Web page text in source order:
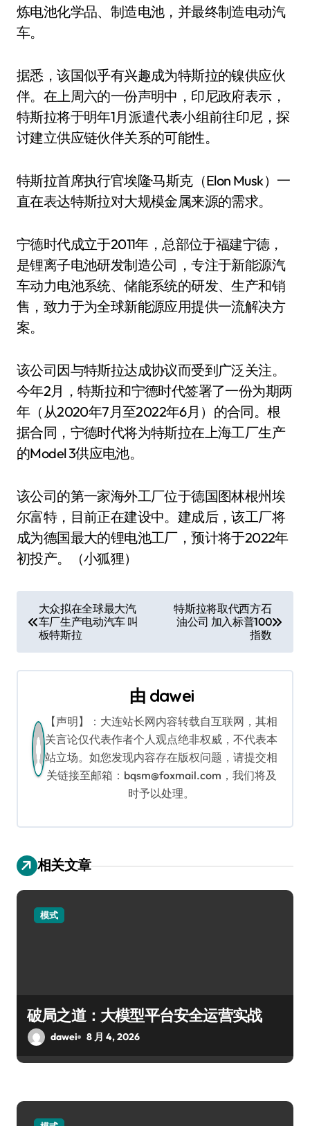
炼电池化学品、制造电池，并最终制造电动汽
车。
据悉，该国似乎有兴趣成为特斯拉的镍供应伙
伴。在上周六的一份声明中，印尼政府表示，
特斯拉将于明年1月派遣代表小组前往印尼，探
讨建立供应链伙伴关系的可能性。
特斯拉首席执行官埃隆·马斯克（Elon Musk）一
直在表达特斯拉对大规模金属来源的需求。
宁德时代成立于2011年，总部位于福建宁德，
是锂离子电池研发制造公司，专注于新能源汽
车动力电池系统、储能系统的研发、生产和销
售，致力于为全球新能源应用提供一流解决方
案。
该公司因与特斯拉达成协议而受到广泛关注。
今年2月，特斯拉和宁德时代签署了一份为期两
年（从2020年7月至2022年6月）的合同。根
据合同，宁德时代将为特斯拉在上海工厂生产
的Model 3供应电池。
该公司的第一家海外工厂位于德国图林根州埃
尔富特，目前正在建设中。建成后，该工厂将
成为德国最大的锂电池工厂，预计将于2022年
初投产。（小狐狸）
章
导
大众拟在全球最大汽
车厂生产电动汽车 叫
板特斯拉
特斯拉将取代西方石
油公司 加入标普100
指数
由 dawei
【声明】：大连站长网内容转载自互联网，其相
关言论仅代表作者个人观点绝非权威，不代表本
站立场。如您发现内容存在版权问题，请提交相
关链接至邮箱：bqsm@foxmail.com，我们将及
时予以处理。
相关文章
模式
破局之道：大模型平台安全运营实战
dawei 8 月 4, 2026